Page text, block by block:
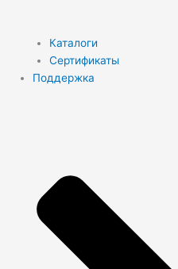
Каталоги
Сертификаты
Поддержка